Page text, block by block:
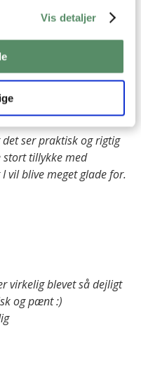
Vis detaljer
ser praktisk og rigtig
stort tillykke med
vil blive meget glade for.
virkelig blevet så dejligt
og pænt :)